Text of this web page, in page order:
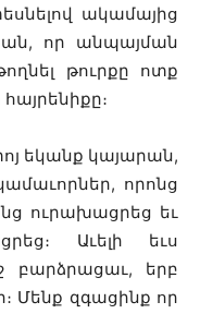
ակամայից
որ անպայման
թուրքը ոտք
եկանք կայարան,
որոնց
ուրախացրեց եւ
Աւելի եւս
բարձրացաւ, երբ
Մենք զգացինք որ